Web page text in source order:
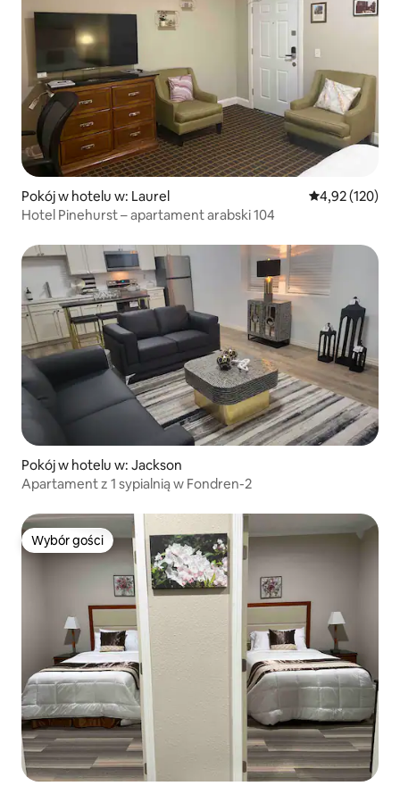
Pokój w hotelu w: Laurel Średnia
4,92 (120)
Hotel Pinehurst – apartament arabski 104
Pokój w hotelu w: Jackson
Apartament z 1 sypialnią w Fondren-2
Wybór gości
Wybór gości